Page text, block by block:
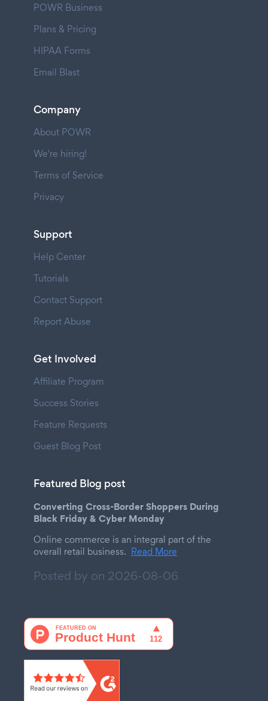
POWR Business
Plans & Pricing
HIPAA Forms
Email Blast
Company
About POWR
We're hiring!
Terms of Service
Privacy
Support
Help Center
Tutorials
Contact Support
Report Abuse
Get Involved
Affiliate Program
Success Stories
Feature Requests
Guest Blog Post
Featured Blog post
Converting Cross-Border Shoppers During
Black Friday & Cyber Monday
Online commerce is an integral part of the
overall retail business. Read More
Posted by on 2026-08-06